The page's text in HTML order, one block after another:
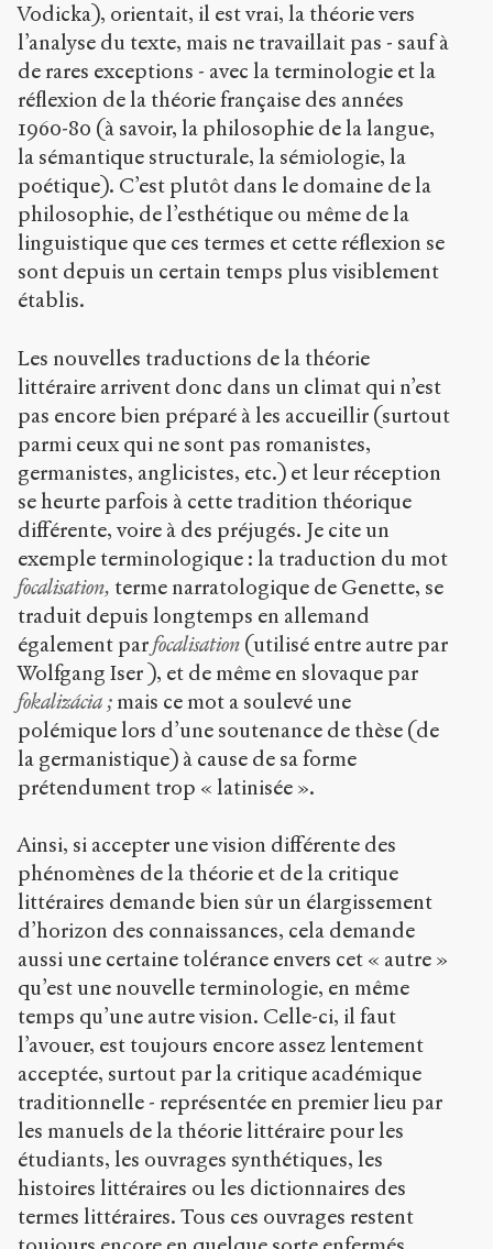
Vodicka), orientait, il est vrai, la théorie vers
l’analyse du texte, mais ne travaillait pas - sauf à
de rares exceptions - avec la terminologie et la
réflexion de la théorie française des années
1960-80 (à savoir, la philosophie de la langue,
la sémantique structurale, la sémiologie, la
poétique). C’est plutôt dans le domaine de la
philosophie, de l’esthétique ou même de la
linguistique que ces termes et cette réflexion se
sont depuis un certain temps plus visiblement
établis.
Les nouvelles traductions de la théorie
littéraire arrivent donc dans un climat qui n’est
pas encore bien préparé à les accueillir (surtout
parmi ceux qui ne sont pas romanistes,
germanistes, anglicistes, etc.) et leur réception
se heurte parfois à cette tradition théorique
différente, voire à des préjugés. Je cite un
exemple terminologique : la traduction du mot
focalisation, terme narratologique de Genette, se
traduit depuis longtemps en allemand
également parfocalisation (utilisé entre autre par
Wolfgang Iser ), et de même en slovaque par
fokalizácia ; mais ce mot a soulevé une
polémique lors d’une soutenance de thèse (de
la germanistique) à cause de sa forme
prétendument trop « latinisée ».
Ainsi, si accepter une vision différente des
phénomènes de la théorie et de la critique
littéraires demande bien sûr un élargissement
d’horizon des connaissances, cela demande
aussi une certaine tolérance envers cet « autre »
qu’est une nouvelle terminologie, en même
temps qu’une autre vision. Celle-ci, il faut
l’avouer, est toujours encore assez lentement
acceptée, surtout par la critique académique
traditionnelle - représentée en premier lieu par
les manuels de la théorie littéraire pour les
étudiants, les ouvrages synthétiques, les
histoires littéraires ou les dictionnaires des
termes littéraires. Tous ces ouvrages restent